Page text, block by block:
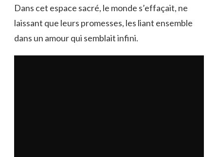
Dans cet espace sacré, le monde s’effaçait, ne
laissant que leurs promesses, les liant ensemble
dans un amour qui semblait infini.